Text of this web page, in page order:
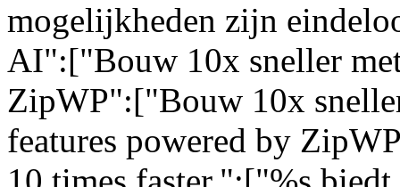
mogelijkheden zijn
AI":["Bouw 10x sneller
ZipWP":["Bouw 10x
features powered by